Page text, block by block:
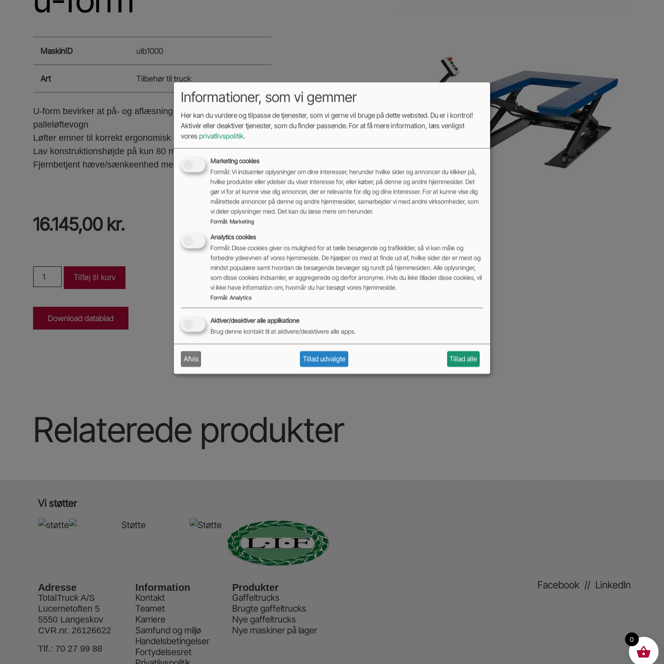
MaskinID ulb1000
Art Tilbehør til truck
U-form bevirker at på- og aflæsning kan foretages med en
palleløftevogn
Løfter emner til korrekt ergonomisk arbejdshøjde
Lav konstruktionshøjde på kun 80 mm
Fjernbetjent hæve/sænkeenhed med nødstop
16.145,00 kr.
ekskl. moms
Tilføj til kurv
Download datablad
Relaterede produkter
Vi støtter
Adresse
TotalTruck A/S
Lucernetoften 5
5550 Langeskov
CVR.nr. 26126622
Tlf.: 70 27 99 88
Information
Kontakt
Teamet
Karriere
Samfund og miljø
Handelsbetingelser
Fortydelsesret
Produkter
Gaffeltrucks
Brugte gaffeltrucks
Nye gaffeltrucks
Nye maskiner på lager
Facebook// LinkedIn
0
Informationer, som vi gemmer
Her kan du vurdere og tilpasse de tjenester, som vi gerne vil bruge på dette websted. Du er i kontrol!
Aktivér eller deaktiver tjenester, som du finder passende. For at få mere information, læs venligst
voresprivatlivspolitik.
Marketing cookies
Formål: Vi indsamler oplysninger om dine interesser, herunder hvilke sider og annoncer du klikker på,
hvilke produkter eller ydelser du viser interesse for, eller køber, på denne og andre hjemmesider. Det
gør vi for at kunne vise dig annoncer, der er relevante for dig og dine interesser. For at kunne vise dig
målrettede annoncer på denne og andre hjemmesider, samarbejder vi med andre virksomheder, som
vi deler oplysninger med. Det kan du læse mere om herunder.
Formål: Marketing
Analytics cookies
Formål: Disse cookies giver os mulighed for at tælle besøgende og trafikkilder, så vi kan måle og
forbedre ydeevnen af vores hjemmeside. De hjælper os med at finde ud af, hvilke sider der er mest og
mindst populære samt hvordan de besøgende bevæger sig rundt på hjemmesiden. Alle oplysninger,
som disse cookies indsamler, er aggregerede og derfor anonyme. Hvis du ikke tillader disse cookies, vil
vi ikke have information om, hvornår du har besøgt vores hjemmeside.
Formål: Analytics
Aktiver/deaktiver alle applikatione
Brug denne kontakt til at aktivere/deaktivere alle apps.
Afvis Tillad udvalgte Tillad alle